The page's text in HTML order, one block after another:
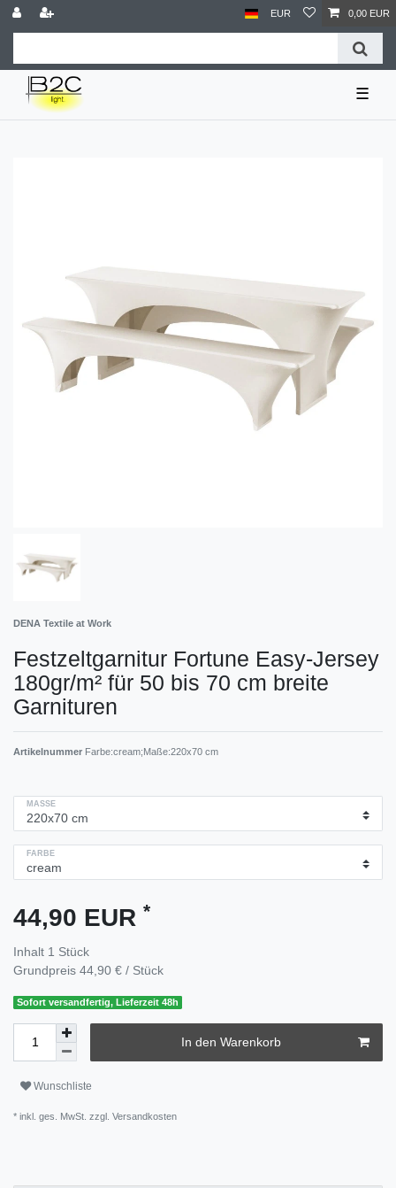
EUR 0,00 EUR
☰
DENA Textile at Work
Festzeltgarnitur Fortune Easy-Jersey
180gr/m² für 50 bis 70 cm breite
Garnituren
Artikelnummer Farbe:cream;Maße:220x70 cm
MASSE
FARBE
44,90 EUR *
Inhalt 1 Stück
Grundpreis 44,90 € / Stück
Sofort versandfertig, Lieferzeit 48h
In den Warenkorb
Wunschliste
* inkl. ges. MwSt. zzgl. Versandkosten